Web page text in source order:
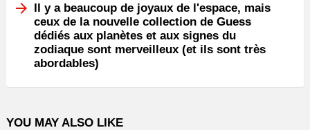
Il y a beaucoup de joyaux de l'espace, mais
ceux de la nouvelle collection de Guess
dédiés aux planètes et aux signes du
zodiaque sont merveilleux (et ils sont très
abordables)
YOU MAY ALSO LIKE